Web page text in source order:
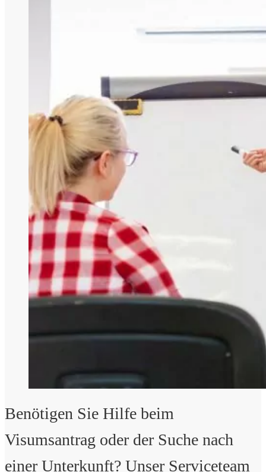
Benötigen Sie Hilfe beim
Visumsantrag oder der Suche nach
einer Unterkunft? Unser Serviceteam